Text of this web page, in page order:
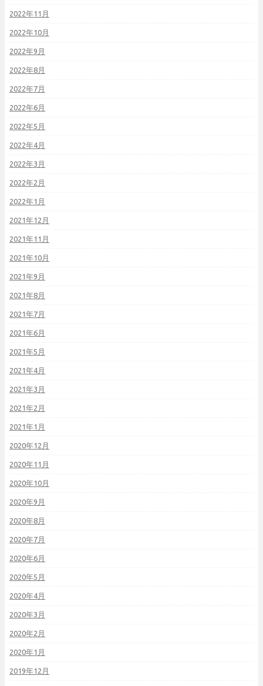
2022年11月
2022年10月
2022年9月
2022年8月
2022年7月
2022年6月
2022年5月
2022年4月
2022年3月
2022年2月
2022年1月
2021年12月
2021年11月
2021年10月
2021年9月
2021年8月
2021年7月
2021年6月
2021年5月
2021年4月
2021年3月
2021年2月
2021年1月
2020年12月
2020年11月
2020年10月
2020年9月
2020年8月
2020年7月
2020年6月
2020年5月
2020年4月
2020年3月
2020年2月
2020年1月
2019年12月